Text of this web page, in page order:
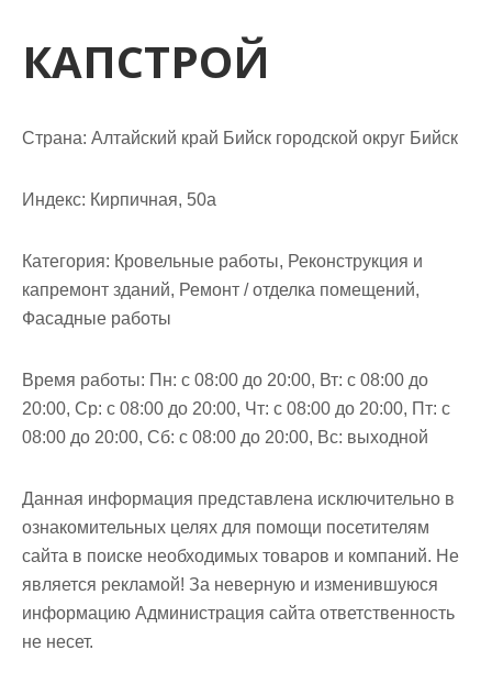
КАПСТРОЙ
Страна: Алтайский край Бийск городской округ Бийск
Индекс: Кирпичная, 50а
Категория: Кровельные работы, Реконструкция и
капремонт зданий, Ремонт / отделка помещений,
Фасадные работы
Время работы: Пн: с 08:00 до 20:00, Вт: с 08:00 до
20:00, Ср: с 08:00 до 20:00, Чт: с 08:00 до 20:00, Пт: с
08:00 до 20:00, Сб: с 08:00 до 20:00, Вс: выходной
Данная информация представлена исключительно в
ознакомительных целях для помощи посетителям
сайта в поиске необходимых товаров и компаний. Не
является рекламой! За неверную и изменившуюся
информацию Администрация сайта ответственность
не несет.